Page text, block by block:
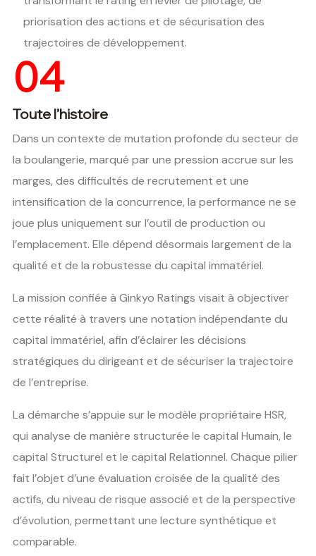
priorisation des actions et de sécurisation des
trajectoires de développement.
04
Toute l’histoire
Dans un contexte de mutation profonde du secteur de
la boulangerie, marqué par une pression accrue sur les
marges, des difficultés de recrutement et une
intensification de la concurrence, la performance ne se
joue plus uniquement sur l’outil de production ou
l’emplacement. Elle dépend désormais largement de la
qualité et de la robustesse du capital immatériel.
La mission confiée à Ginkyo Ratings visait à objectiver
cette réalité à travers une notation indépendante du
capital immatériel, afin d’éclairer les décisions
stratégiques du dirigeant et de sécuriser la trajectoire
de l’entreprise.
La démarche s’appuie sur le modèle propriétaire HSR,
qui analyse de manière structurée le capital Humain, le
capital Structurel et le capital Relationnel. Chaque pilier
fait l’objet d’une évaluation croisée de la qualité des
actifs, du niveau de risque associé et de la perspective
d’évolution, permettant une lecture synthétique et
comparable.